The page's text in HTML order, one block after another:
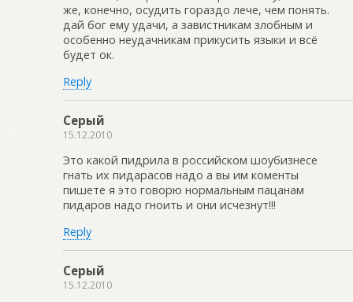
же, конечно, осудить гораздо лече, чем понять.
дай бог ему удачи, а завистникам злобным и
особенно неудачникам прикусить языки и всё
будет ок.
Reply
Серый
15.12.2010
Это какой пидрила в российском шоубизнесе
гнать их пидарасов надо а вы им коменты
пишете я это говорю нормальным пацанам
пидаров надо гноить и они исчезнут!!!
Reply
Серый
15.12.2010